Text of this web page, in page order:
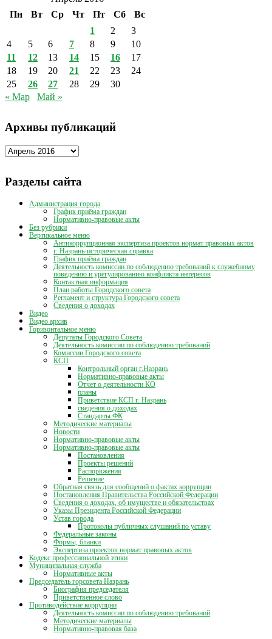
Пн
Вт Ср Чт Пт Сб
Вс
1
2
3
4
5 6 7 8 9
10
11
12 13 14 15 16
17
18
19 20 21 22 23
24
25
26 27 28 29
30
« Мар
Май »
Архивы публикаций
Архивы
Разделы сайта
Администрация города
График приёма граждан
Нормативно-правовые акты
Без рубрики
Вертикальное меню
Антикоррупционная экспертиза проектов нормат правовых актов
г. Назрань-историческая справка
График приёма граждан
Деятельность комиссии по соблюдению требований к служебному
поведению и урегулированию конфликта интересов
Контактная информация
План работы Городского совета
Регламент и структура Городского совета
Сведения о доходах
Видео
Видео архив
Горизонтальное меню
Депутаты Городского Совета
Деятельность комиссии по соблюдению требований
Комиссии Городского совета
КСП
Контрольный орган г.Назрань
Нормативно-правовые акты
Отчет о деятельности КО
планы
Приветствие КСП г. Назрань
сведения о доходах
Стандарты ФК
Методические материалы
Новости
Нормативно-правовые акты
Нормативно-правовые акты
Постановления
Проекты решений
Распоряжения
Решение
Обратная связь для сообщений о фактах коррупции
Постановления Правительства Российской Федерации
Сведения о доходах, об имуществе и обязательствах
Указы Президента Российской Федерации
Устав города
Протоколы публичных слушаний по уставу
Федеральные законы
Формы, бланки
Экспертиза проектов нормат правовых актов
Кодекс профессиональной этики
Муниципальная служба
Нормативные акты
Председатель горсовета Назрань
Биография председателя
Приветственное слово
Противодействие коррупции
Деятельность комиссии по соблюдению требований
Методические материалы
Нормативно-правовая база